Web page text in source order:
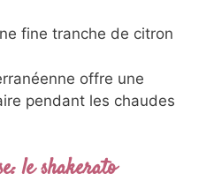
fine tranche de citron
offre une
pendant les chaudes
le shakerato